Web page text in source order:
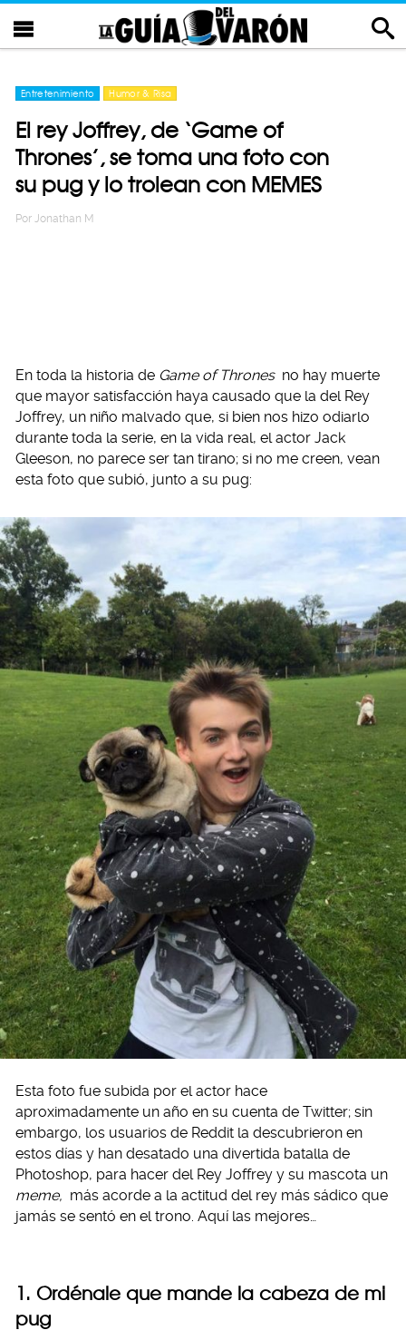
Entretenimiento Humor & Risa
El rey Joffrey, de ‘Game of
Thrones’, se toma una foto con
su pug y lo trolean con MEMES
Por Jonathan M
En toda la historia de Game of Thrones no hay muerte
que mayor satisfacción haya causado que la del Rey
Joffrey, un niño malvado que, si bien nos hizo odiarlo
durante toda la serie, en la vida real, el actor Jack
Gleeson, no parece ser tan tirano; si no me creen, vean
esta foto que subió, junto a su pug:
Esta foto fue subida por el actor hace
aproximadamente un año en su cuenta de Twitter; sin
embargo, los usuarios de Reddit la descubrieron en
estos días y han desatado una divertida batalla de
Photoshop, para hacer del Rey Joffrey y su mascota un
meme, más acorde a la actitud del rey más sádico que
jamás se sentó en el trono. Aquí las mejores…
1. Ordénale que mande la cabeza de mi
pug